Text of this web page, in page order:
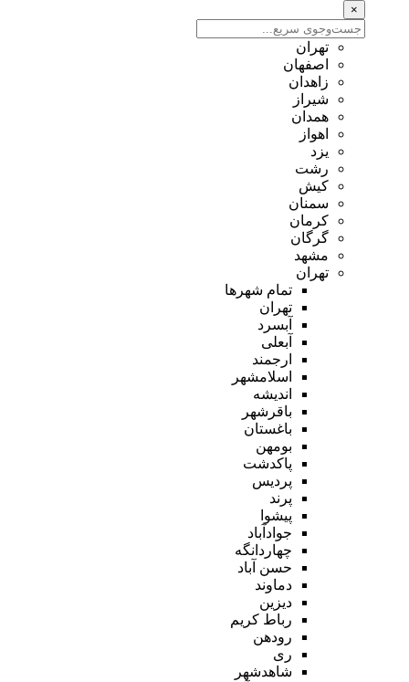
×
تهران
اصفهان
زاهدان
شیراز
همدان
اهواز
یزد
رشت
کیش
سمنان
کرمان
گرگان
مشهد
تهران
تمام شهر‌ها
تهران
آبسرد
آبعلی
ارجمند
اسلامشهر
اندیشه
باقرشهر
باغستان
بومهن
پاکدشت
پردیس
پرند
پیشوا
جوادآباد
چهاردانگه
حسن آباد
دماوند
دیزین
رباط کریم
رودهن
ری
شاهدشهر